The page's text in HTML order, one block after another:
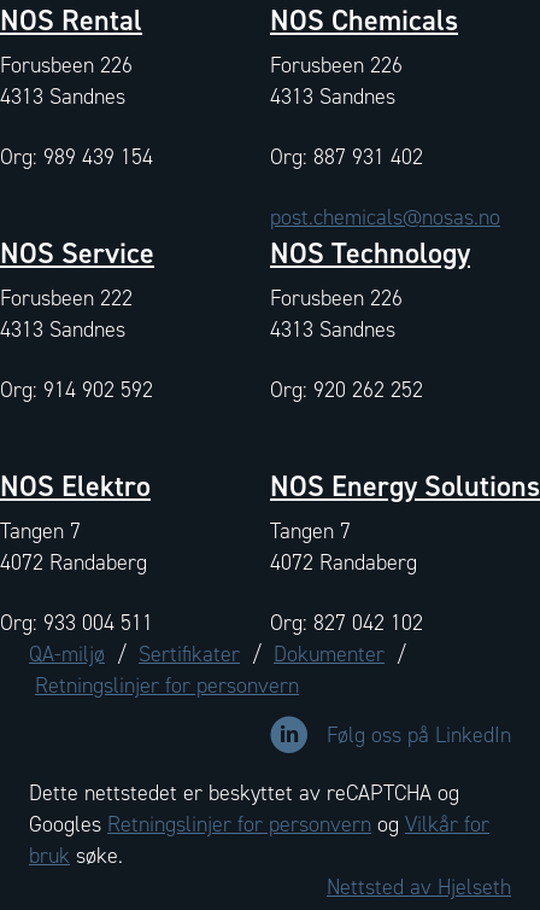
NOS Rental
Forusbeen 226
4313 Sandnes
Org: 989 439 154
NOS Chemicals
Forusbeen 226
4313 Sandnes
Org: 887 931 402
post.chemicals@nosas.no
NOS Service
Forusbeen 222
4313 Sandnes
Org: 914 902 592
NOS Technology
Forusbeen 226
4313 Sandnes
Org: 920 262 252
NOS Elektro
Tangen 7
4072 Randaberg
Org: 933 004 511
NOS Energy Solutions
Tangen 7
4072 Randaberg
Org: 827 042 102
QA-miljø / Sertifikater / Dokumenter /
Retningslinjer for personvern
Lenke til selskapets
Følg oss på LinkedIn
Dette nettstedet er beskyttet av reCAPTCHA og
Googles Retningslinjer for personvern og Vilkår for
bruk søke.
Nettsted av Hjelseth